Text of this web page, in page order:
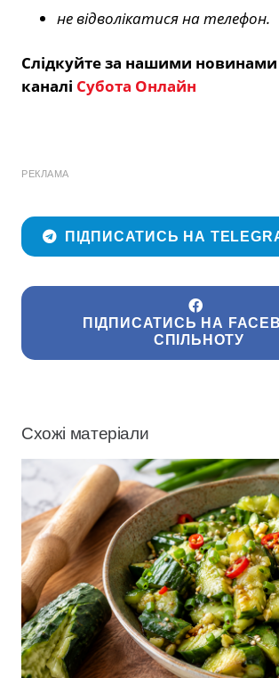
не відволікатися на телефон.
Слідкуйте за нашими новинами
каналі Субота Онлайн
РЕКЛАМА
ПІДПИСАТИСЬ НА
ПІДПИСАТИСЬ НА
СПІЛЬНОТУ
Схожі матеріали